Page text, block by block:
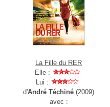
La Fille du RER
Elle :
Lui :
d'André Téchiné (2009)
avec :